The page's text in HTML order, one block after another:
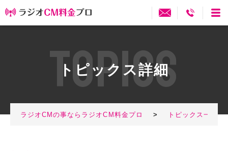
TOPICS
トピックス詳細
ラジオCMの事ならラジオCM料金プロ > トピックス一覧